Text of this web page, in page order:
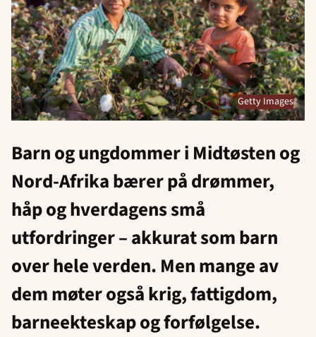
Getty Images
Barn og ungdommer i Midtøsten og
Nord-Afrika bærer på drømmer,
håp og hverdagens små
utfordringer – akkurat som barn
over hele verden. Men mange av
dem møter også krig, fattigdom,
barneekteskap og forfølgelse.